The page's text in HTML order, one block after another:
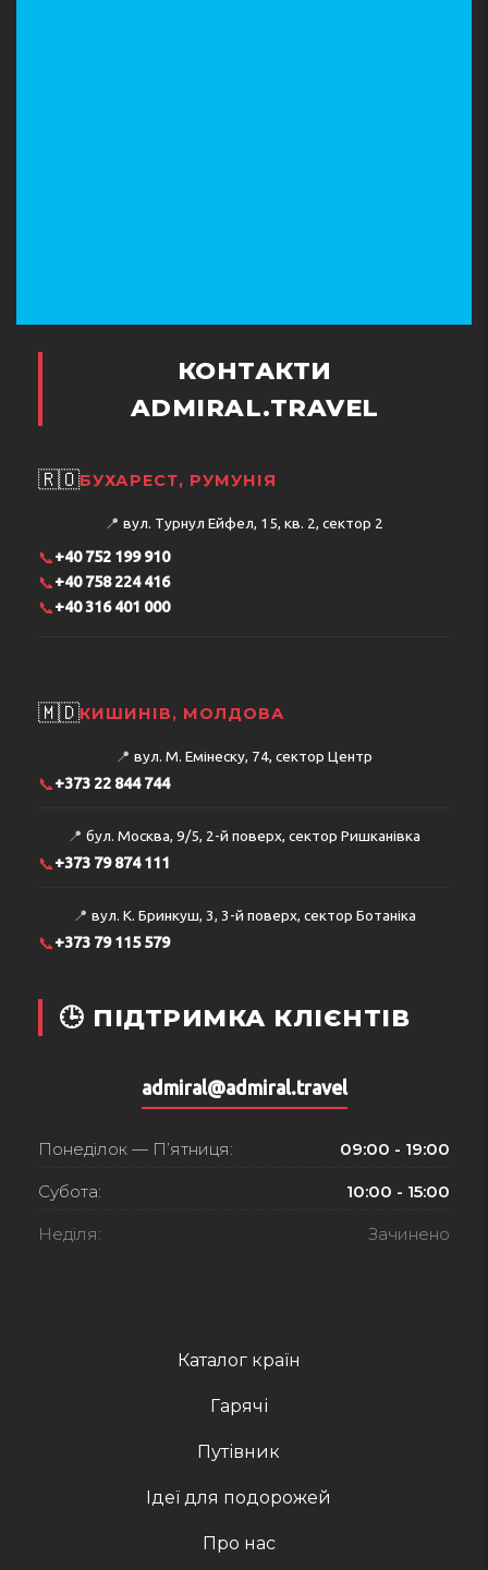
Каталог країн
Гарячі
Путівник
Ідеї для подорожей
Про нас
КОНТАКТИ
ADMIRAL.TRAVEL
🇷🇴БУХАРЕСТ, РУМУНІЯ
📍 вул. Турнул Ейфел, 15, кв. 2, сектор 2
📞+40 752 199 910
📞+40 758 224 416
📞+40 316 401 000
🇲🇩КИШИНІВ, МОЛДОВА
📍 вул. М. Емінеску, 74, сектор Центр
📞+373 22 844 744
📍 бул. Москва, 9/5, 2-й поверх, сектор Ришканівка
📞+373 79 874 111
📍 вул. К. Бринкуш, 3, 3-й поверх, сектор Ботаніка
📞+373 79 115 579
🕒 ПІДТРИМКА КЛІЄНТІВ
admiral@admiral.travel
Понеділок — П’ятниця: 09:00 - 19:00
Субота: 10:00 - 15:00
Неділя: Зачинено